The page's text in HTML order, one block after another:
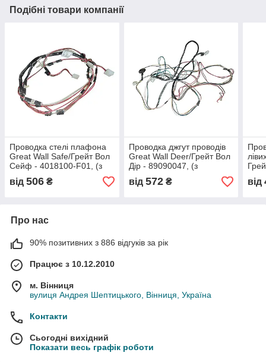
Подібні товари компанії
Проводка стелі плафона
Great Wall Safe/Грейт Вол
Сейф - 4018100-F01, (з
розбірки)
від 506 ₴
Проводка джгут проводів
Great Wall Deer/Грейт Вол
Дір - 89090047, (з
розбірки)
від 572₴ від
Про нас
90% позитивних з 886 відгуків за рік
Працює з 10.12.2010
м. Вінниця
вулиця Андрея Шептицького, Вінниця, Україна
Контакти
Сьогодні вихідний
Показати весь графік роботи